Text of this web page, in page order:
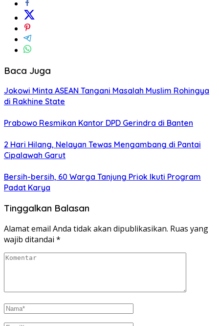
Baca Juga
Jokowi Minta ASEAN Tangani Masalah Muslim Rohingya
di Rakhine State
Prabowo Resmikan Kantor DPD Gerindra di Banten
2 Hari Hilang, Nelayan Tewas Mengambang di Pantai
Cipalawah Garut
Bersih-bersih, 60 Warga Tanjung Priok Ikuti Program
Padat Karya
Tinggalkan Balasan
Alamat email Anda tidak akan dipublikasikan. Ruas yang
wajib ditandai *